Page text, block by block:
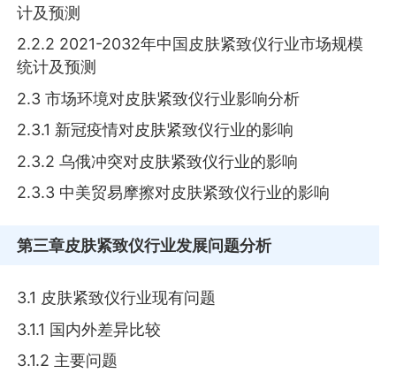
计及预测
2.2.2 2021-2032年中国皮肤紧致仪行业市场规模
统计及预测
2.3 市场环境对皮肤紧致仪行业影响分析
2.3.1 新冠疫情对皮肤紧致仪行业的影响
2.3.2 乌俄冲突对皮肤紧致仪行业的影响
2.3.3 中美贸易摩擦对皮肤紧致仪行业的影响
第三章皮肤紧致仪行业发展问题分析
3.1 皮肤紧致仪行业现有问题
3.1.1 国内外差异比较
3.1.2 主要问题